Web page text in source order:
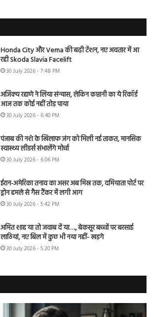
Honda City और Verna की बढ़ी टेंशन, नए अवतार में आ
रही Skoda Slavia Facelift
30 July 2026 - 7:48 PM
अजिंक्य रहाणे ने लिया संन्यास, लेकिन कप्तानी का ये रिकॉर्ड
आज तक कोई नहीं तोड़ पाया
30 July 2026 - 6:40 PM
पंजाब की नशे के खिलाफ जंग को मिली नई ताकत, मानसिक
स्वास्थ्य लीडर्स संभालेंगे मोर्चा
30 July 2026 - 6:06 PM
ईरान-अमेरिका तनाव का असर अब मिस्र तक, दमियाता पोर्ट पर
ड्रोन हमले से गैस टैंकर में लगी आग
30 July 2026 - 5:42 PM
अमित शाह या तो जवाब दें या…., बेकसूर बच्चों पर बरसाई
लाठियां, नए बिल में कुछ भी नया नहीं- खड़गे
30 July 2026 - 5:20 PM